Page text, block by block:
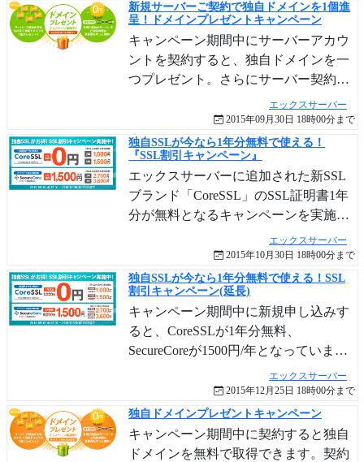
新規サーバーご契約で独自ドメインを1個進
呈！ドメインプレゼントキャンペーン
キャンペーン期間中にサーバーアカウ
ントを契約すると、独自ドメインを一
つプレゼント。さらにサーバー契約が
終わるまで、そのドメインの更新費用
は無料となります。.com .net .org .info
.bizの中からお好きなものを選ぶことが
できます。全てのプランが対象です。
エックスサーバー
2015年09月30日 18時00分まで
独自SSLが今なら1年分無料で使える！
『SSL割引キャンペーン』
エックスサーバーに追加された新SSL
ブランド「CoreSSL」のSSL証明書1年
分が無料となるキャンペーンを実施中
です。また、SecureCoreも非常にお得
なキャンペーン価格となっています。
エックスサーバー
2015年10月30日 18時00分まで
独自SSLが今なら1年分無料で使える！SSL
割引キャンペーン(延長)
キャンペーン期間中に新規申し込みす
ると、CoreSSLが1年分無料、
SecureCoreが1500円/年となっていま
す。SNI SSLなら追加費用は不要で
エックスサーバー
2015年12月25日 18時00分まで
独自ドメインプレゼントキャンペーン
キャンペーン期間中に契約すると独自
ドメインを無料で取得できます。契約